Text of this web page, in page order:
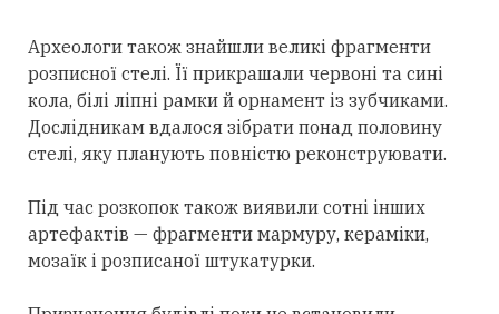
Археологи також знайшли великі фрагменти
розписної стелі. Її прикрашали червоні та сині
кола, білі ліпні рамки й орнамент із зубчиками.
Дослідникам вдалося зібрати понад половину
стелі, яку планують повністю реконструювати.
Під час розкопок також виявили сотні інших
артефактів — фрагменти мармуру, кераміки,
мозаїк і розписаної штукатурки.